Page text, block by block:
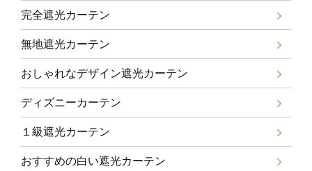
完全遮光カーテン
無地遮光カーテン
おしゃれなデザイン遮光カーテン
ディズニーカーテン
１級遮光カーテン
おすすめの白い遮光カーテン